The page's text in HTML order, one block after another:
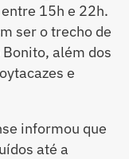
15h e 22h.
ser o trecho de
além dos
e
informou que
até a